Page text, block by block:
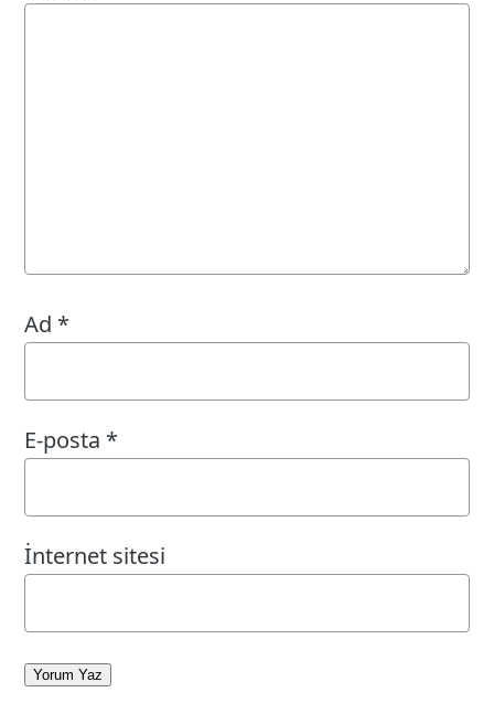
Ad *
E-posta *
İnternet sitesi
Yorum Yaz